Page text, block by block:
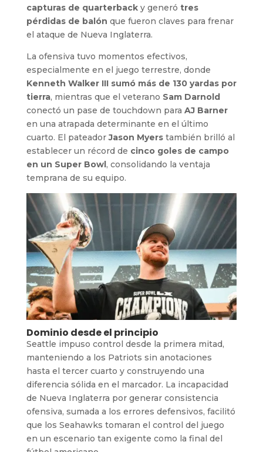
capturas de quarterbacky generó tres
pérdidas de balón que fueron claves para frenar
el ataque de Nueva Inglaterra.
La ofensiva tuvo momentos efectivos,
especialmente en el juego terrestre, donde
Kenneth Walker III sumó más de 130 yardas por
tierra, mientras que el veterano Sam Darnold
conectó un pase de touchdown para AJ Barner
en una atrapada determinante en el último
cuarto. El pateadorJason Myerstambién brilló al
establecer un récord de cinco goles de campo
en un Super Bowl, consolidando la ventaja
temprana de su equipo.
Dominio desde el principio
Seattle impuso control desde la primera mitad,
manteniendo a los Patriots sin anotaciones
hasta el tercer cuarto y construyendo una
diferencia sólida en el marcador. La incapacidad
de Nueva Inglaterra por generar consistencia
ofensiva, sumada a los errores defensivos, facilitó
que los Seahawks tomaran el control del juego
en un escenario tan exigente como la final del